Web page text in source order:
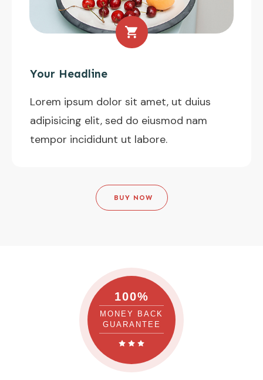
Your Headline
Lorem ipsum dolor sit amet, ut duius
adipisicing elit, sed do eiusmod nam
tempor incididunt ut labore.
BUY NOW
100%
MONEY BACK
GUARANTEE